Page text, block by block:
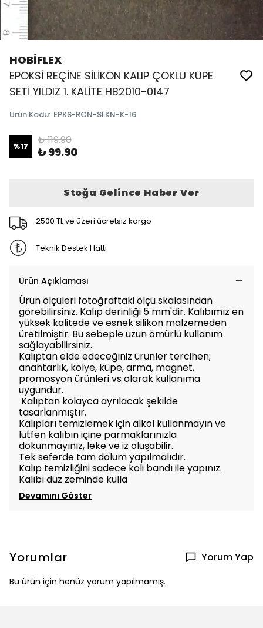
HOBİFLEX
EPOKSİ REÇİNE SİLİKON KALIP ÇOKLU KÜPE
SETİ YILDIZ 1. KALİTE HB2010-0147
Ürün Kodu: EPKS-RCN-SLKN-K-16
%17 ₺ 119.90
₺ 99.90
Stoğa Gelince Haber Ver
2500 TL ve üzeri ücretsiz kargo
Teknik Destek Hattı
Ürün Açıklaması
Ürün ölçüleri fotoğraftaki ölçü skalasından
görebilirsiniz. Kalıp derinliği 5 mm'dir. Kalıbımız en
yüksek kalitede ve esnek silikon malzemeden
üretilmiştir. Bu sebeple uzun ömürlü kullanım
sağlayabilirsiniz.
Kalıptan elde edeceğiniz ürünler tercihen;
anahtarlık, kolye, küpe, arma, magnet,
promosyon ürünleri vs olarak kullanıma
uygundur.
Kalıptan kolayca ayrılacak şekilde
tasarlanmıştır.
Kalıpları temizlemek için alkol kullanmayın ve
lütfen kalıbın içine parmaklarınızla
dokunmayınız, leke ve iz oluşabilir.
Tek seferde tam dolum yapılmalıdır.
Kalıp temizliğini sadece koli bandı ile yapınız.
Kalıbı düz zeminde kulla
Devamını Göster
Yorumlar Yorum Yap
Bu ürün için henüz yorum yapılmamış.